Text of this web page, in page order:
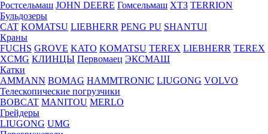
Ростсельмаш JOHN DEERE Гомсельмаш ХТЗ TERRION
Бульдозеры
CAT KOMATSU LIEBHERR PENG PU SHANTUI
Краны
FUCHS GROVE KATO KOMATSU TEREX LIEBHERR TEREX
XCMG КЛИНЦЫ Первомаец ЭКСМАШ
Катки
AMMANN BOMAG HAMMTRONIC LIUGONG VOLVO
Телескопические погрузчики
BOBCAT MANITOU MERLO
Грейдеры
LIUGONG UMG